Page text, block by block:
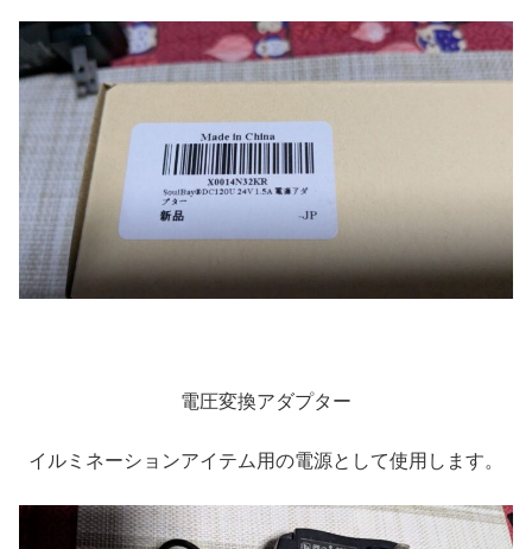
電圧変換アダプター
イルミネーションアイテム用の電源として使用します。